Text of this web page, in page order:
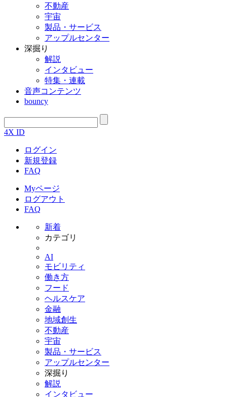
不動産
宇宙
製品・サービス
アップルセンター
深掘り
解説
インタビュー
特集・連載
音声コンテンツ
bouncy
4X ID
ログイン
新規登録
FAQ
Myページ
ログアウト
FAQ
新着
カテゴリ
AI
モビリティ
働き方
フード
ヘルスケア
金融
地域創生
不動産
宇宙
製品・サービス
アップルセンター
深掘り
解説
インタビュー